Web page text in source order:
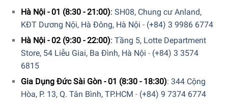
Hàng đúng nguồn gốc, chính hãng, nhập khẩu Đức &
EU.
Ngoài ra quý khách còn có thể tham khảo thêm các sản
phẩmMuỗng, chén, đĩa
showroom của Gia dụng Đức Sài Gòn trên toàn quốc và
website của chúng tôi.
Hà Nội - 01 (8:30 - 21:00): SH08, Chung cư Anland,
KĐT Dương Nội, Hà Đông, Hà Nội - (+84) 3 9986 6774
Hà Nội - 02 (9:30 - 22:00): Tầng 5, Lotte Department
Store, 54 Liễu Giai, Ba Đình, Hà Nội - (+84) 3 3574
6815
Gia Dụng Đức Sài Gòn - 01 (8:30 - 18:30): 344 Cộng
Hòa, P. 13, Q. Tân Bình, TP.HCM - (+84) 9 7374 6774